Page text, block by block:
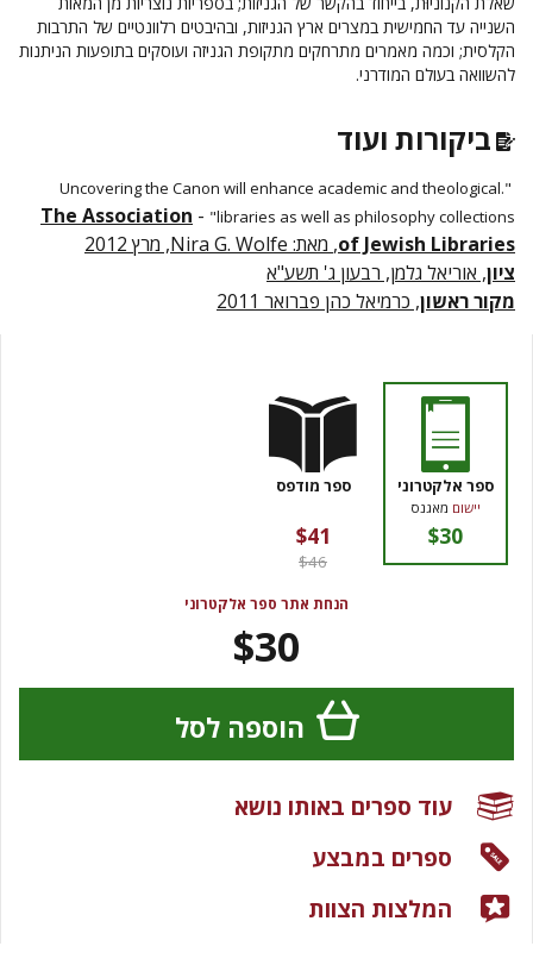
השנייה עד החמישית במצרים ארץ הגניזות, ובהיבטים רלוונטיים של התרבות
הקלסית; וכמה מאמרים מתרחקים מתקופת הגניזה ועוסקים בתופעות הניתנות
להשוואה בעולם המודרני.
ביקורות ועוד
".Uncovering the Canon will enhance academic and theological
libraries as well as philosophy collections"
-
The Association
of Jewish Libraries
, מאת: Nira G. Wolfe, מרץ 2012
ציון, אוריאל גלמן, רבעון ג' תשע"א
מקור ראשון, כרמיאל כהן פברואר 2011
ספר אלקטרוני
יישום מאגנס
$30
ספר מודפס
$41
$46
הנחת אתר ספר אלקטרוני
$30
הוספה לסל
עוד ספרים באותו נושא
ספרים במבצע
המלצות הצוות